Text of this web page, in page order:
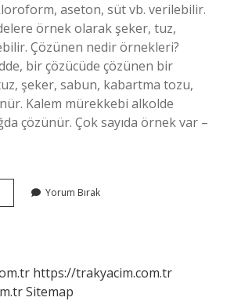
aseton, süt vb. verilebilir.
örnek olarak şeker, tuz,
Çözünen nedir örnekleri?
bir çözücüde çözünen bir
şeker, sabun, kabartma tozu,
Kalem mürekkebi alkolde
çözünür. Çok sayıda örnek var –
Yorum Bırak
https://trakyacim.com.tr
Sitemap